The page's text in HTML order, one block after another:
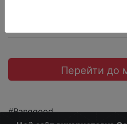
Перейти до
#Banggood